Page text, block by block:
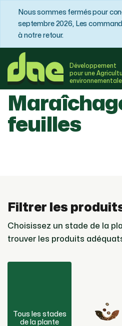
Nous sommes fermés pour
septembre 2026, Les
à notre retour.
Développement
pour une
environnementale
DAE France Boutique
feuilles
Filtrer les
Choisissez un stade de la
trouver les produits
Tous les stades
de la plante